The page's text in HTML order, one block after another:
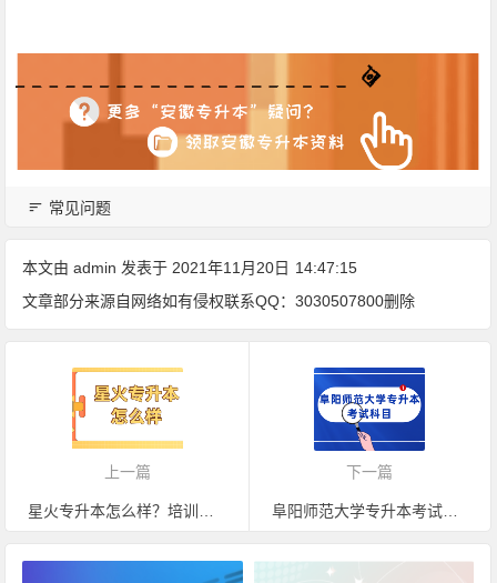
常见问题
本文由admin 发表于 2021年11月20日 14:47:15
文章部分来源自网络如有侵权联系QQ：3030507800删除
上一篇 下一篇
阜阳师范大学专升本考试科目有哪些？最低录取分数线是多少呢？